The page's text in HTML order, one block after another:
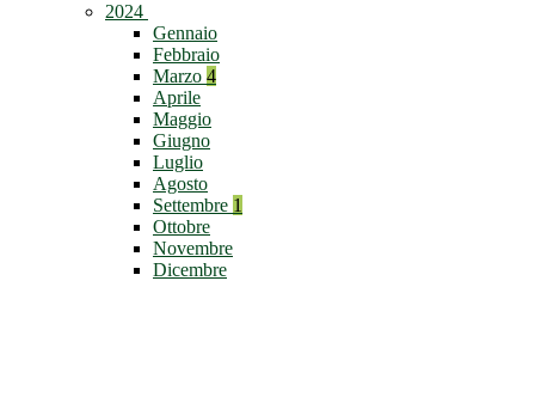
2024
Gennaio
Febbraio
Marzo 4
Aprile
Maggio
Giugno
Luglio
Agosto
Settembre 1
Ottobre
Novembre
Dicembre